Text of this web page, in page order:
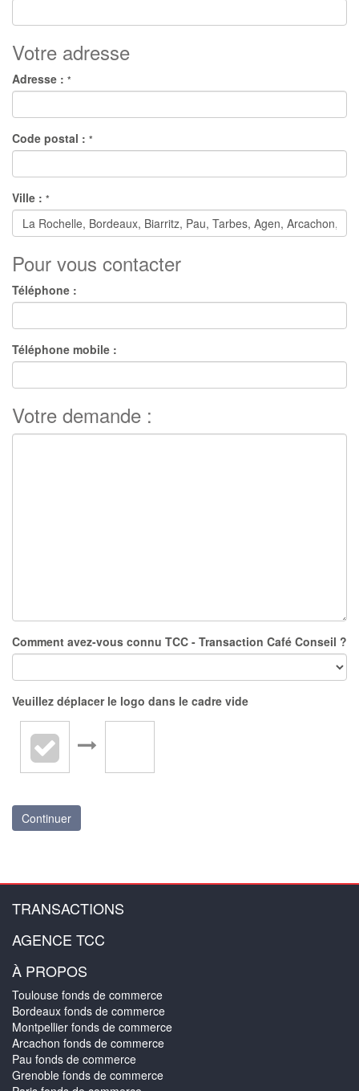
Votre adresse
Adresse : *
Code postal : *
Ville : *
Pour vous contacter
Téléphone :
Téléphone mobile :
Votre demande :
Comment avez-vous connu TCC - Transaction Café Conseil ?
Veuillez déplacer le logo dans le cadre vide
Continuer
TRANSACTIONS
AGENCE TCC
À PROPOS
Toulouse fonds de commerce
Bordeaux fonds de commerce
Montpellier fonds de commerce
Arcachon fonds de commerce
Pau fonds de commerce
Grenoble fonds de commerce